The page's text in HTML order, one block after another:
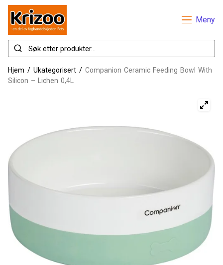
Meny
Hjem / Ukategorisert / Companion Ceramic Feeding Bowl With
Silicon – Lichen 0,4L